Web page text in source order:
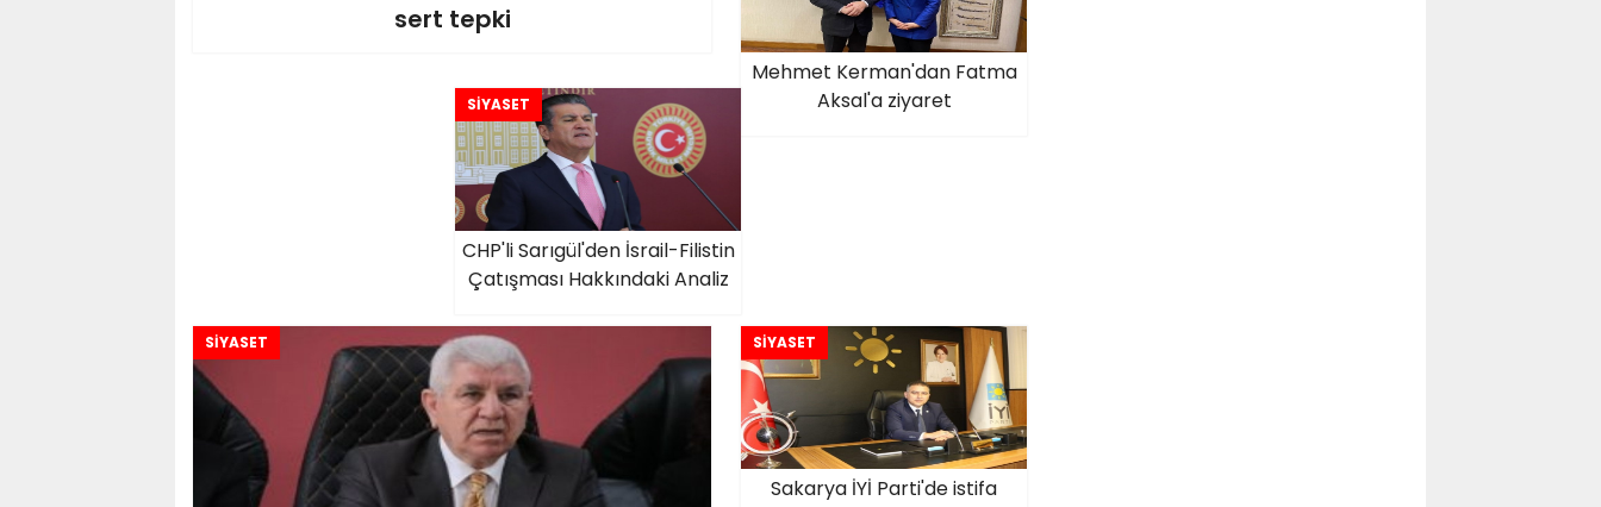
sert tepki
Mehmet Kerman'dan Fatma
Aksal'a ziyaret
SİYASET
CHP'li Sarıgül'den İsrail-Filistin
Çatışması Hakkındaki Analiz
SİYASET SİYASET
Sakarya İYİ Parti'de istifa